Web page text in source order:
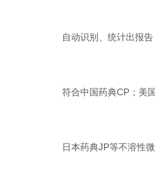
自动识别、统计出报告
符合中国药典CP；美
日本药典JP等不溶性